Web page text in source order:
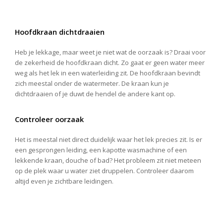
Hoofdkraan dichtdraaien
Heb je lekkage, maar weet je niet wat de oorzaak is? Draai voor
de zekerheid de hoofdkraan dicht. Zo gaat er geen water meer
weg als het lek in een waterleiding zit. De hoofdkraan bevindt
zich meestal onder de watermeter. De kraan kun je
dichtdraaien of je duwt de hendel de andere kant op.
Controleer oorzaak
Het is meestal niet direct duidelijk waar het lek precies zit. Is er
een gesprongen leiding, een kapotte wasmachine of een
lekkende kraan, douche of bad? Het probleem zit niet meteen
op de plek waar u water ziet druppelen. Controleer daarom
altijd even je zichtbare leidingen.